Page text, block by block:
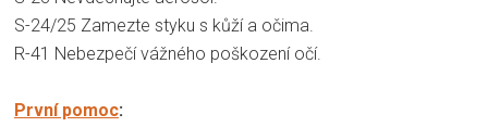
S-24/25 Zamezte styku s kůží a očima.
R-41 Nebezpečí vážného poškození očí.
První pomoc: